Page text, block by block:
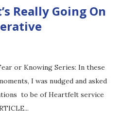
Really Going On
or Knowing Series: In these
I was nudged and asked
to be of Heartfelt service